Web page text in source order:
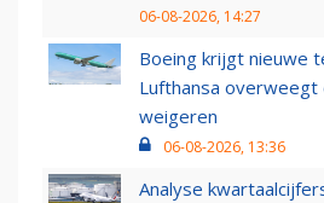
06-08-2026, 14:27
Boeing krijgt nieuwe
Lufthansa
weigeren
06-08-2026, 13:36
Analyse